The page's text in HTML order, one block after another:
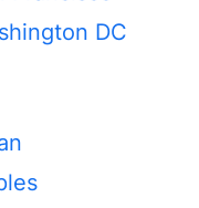
DC